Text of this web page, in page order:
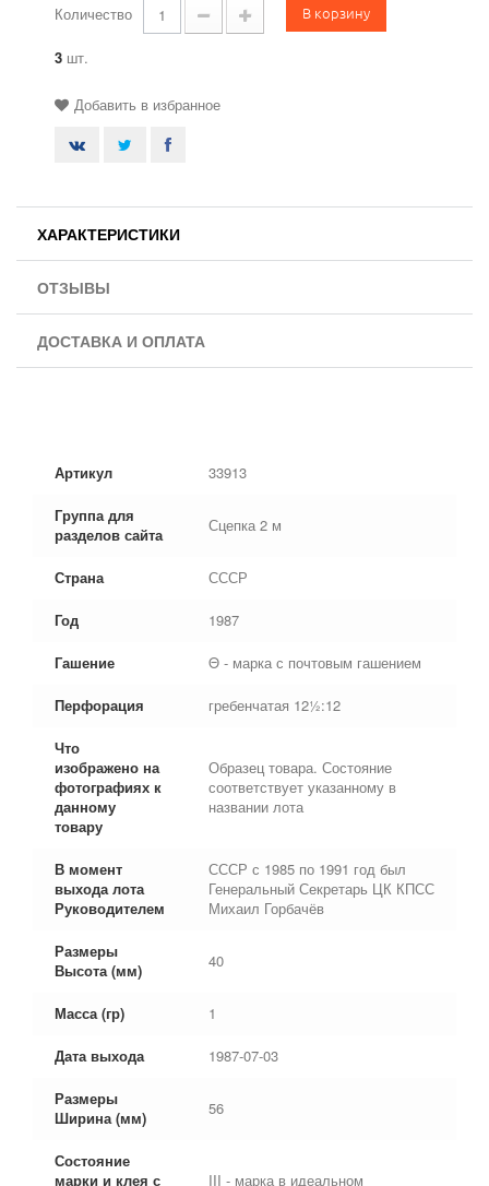
Количество В корзину
3 шт.
Добавить в избранное
ХАРАКТЕРИСТИКИ
ОТЗЫВЫ
ДОСТАВКА И ОПЛАТА
Артикул 33913
Группа для
разделов сайта
Сцепка 2 м
Страна СССР
Год 1987
Гашение Θ - марка с почтовым гашением
Перфорация гребенчатая 12½:12
Что
изображено на
фотографиях к
данному
товару
Образец товара. Состояние
соответствует указанному в
названии лота
В момент
выхода лота
Руководителем
СССР с 1985 по 1991 год был
Генеральный Секретарь ЦК КПСС
Михаил Горбачёв
Размеры
Высота (мм)
40
Масса (гр) 1
Дата выхода 1987-07-03
Размеры
Ширина (мм)
56
Состояние
марки и клея с
III - марка в идеальном